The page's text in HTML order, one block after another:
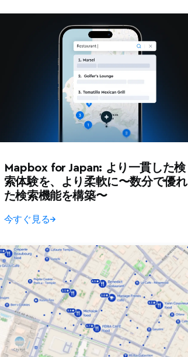
Mapbox for Japan: より一貫した検
索体験を、より柔軟に〜数分で優れ
た検索機能を構築〜
今すぐ見る→